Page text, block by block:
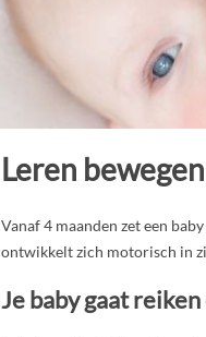
Leren
Vanaf 4 maanden zet een
ontwikkelt zich motorisch in
Je baby gaat